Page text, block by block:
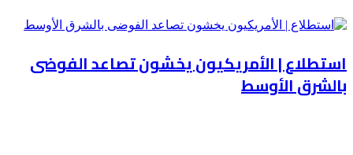
استطلاع | الأمريكيون يخشون تصاعد الفوضى
بالشرق الأوسط